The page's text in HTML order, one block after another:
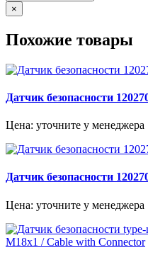
×
Похожие товары
Датчик безопасности
Цена: уточните у менеджера
Датчик безопасности
Цена: уточните у менеджера